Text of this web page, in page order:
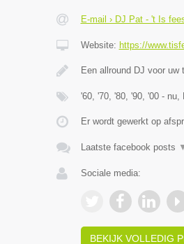
E-mail › DJ Pat - 't Is
Website: https://
Een allround DJ voor uw
'60, '70, '80, '90, '00 - nu,
Er wordt gewerkt op
Laatste facebook posts
Sociale media:
BEKIJK VOLLEDIG